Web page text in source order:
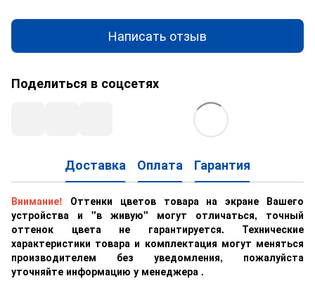
Написать отзыв
Поделиться в соцсетях
Доставка Оплата Гарантия
Внимание!
Оттенки цветов товара на экране Вашего
устройства и "в живую" могут отличаться, точный
оттенок цвета не гарантируется. Технические
характеристики товара и комплектация могут меняться
производителем без уведомления, пожалуйста
уточняйте информацию у менеджера .